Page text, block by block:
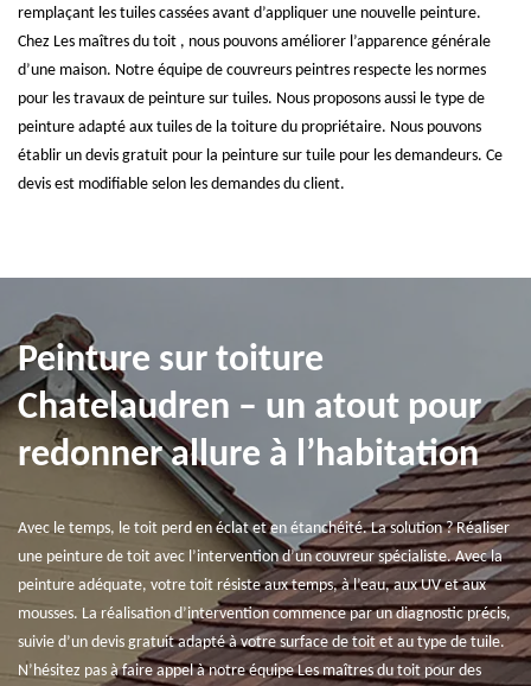
remplaçant les tuiles cassées avant d’appliquer une nouvelle peinture.
Chez Les maîtres du toit , nous pouvons améliorer l’apparence générale
d’une maison. Notre équipe de couvreurs peintres respecte les normes
pour les travaux de peinture sur tuiles. Nous proposons aussi le type de
peinture adapté aux tuiles de la toiture du propriétaire. Nous pouvons
établir un devis gratuit pour la peinture sur tuile pour les demandeurs. Ce
devis est modifiable selon les demandes du client.
Peinture sur toiture
Chatelaudren – un atout pour
redonner allure à l’habitation
Avec le temps, le toit perd en éclat et en étanchéité. La solution ? Réaliser
une peinture de toit avec l’intervention d’un couvreur spécialiste. Avec la
peinture adéquate, votre toit résiste aux temps, à l’eau, aux UV et aux
mousses. La réalisation d’intervention commence par un diagnostic précis,
suivie d’un devis gratuit adapté à votre surface de toit et au type de tuile.
N’hésitez pas à faire appel à notre équipe Les maîtres du toit pour des